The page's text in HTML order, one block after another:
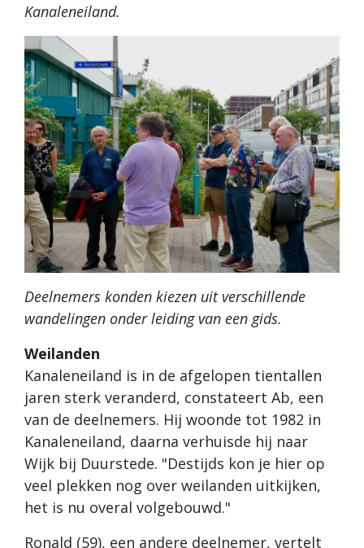
Kanaleneiland.
Deelnemers konden kiezen uit verschillende
wandelingen onder leiding van een gids.
Weilanden
Kanaleneiland is in de afgelopen tientallen
jaren sterk veranderd, constateert Ab, een
van de deelnemers. Hij woonde tot 1982 in
Kanaleneiland, daarna verhuisde hij naar
Wijk bij Duurstede. "Destijds kon je hier op
veel plekken nog over weilanden uitkijken,
het is nu overal volgebouwd."
Ronald (59), een andere deelnemer, vertelt